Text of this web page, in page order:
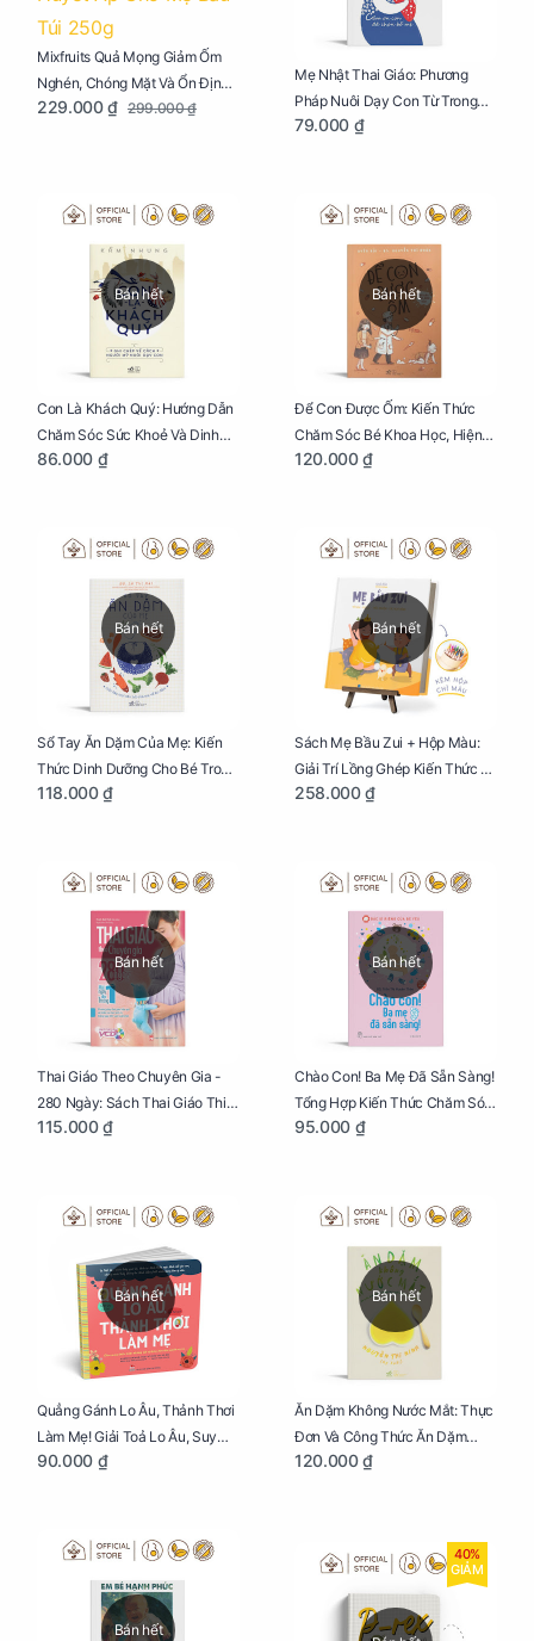
Mixfruits Quả Mọng Giảm Ốm
Nghén, Chóng Mặt Và Ổn Định
Huyết Áp Cho Mẹ Bầu Túi 250g
229.000 ₫ 299.000 ₫
Mẹ Nhật Thai Giáo: Phương
Pháp Nuôi Dạy Con Từ Trong
Bụng Mẹ
79.000 ₫
Bán hết
Con Là Khách Quý: Hướng Dẫn
Chăm Sóc Sức Khoẻ Và Dinh
Dưỡng Cho Bé
86.000 ₫
Bán hết
Để Con Được Ốm: Kiến Thức
Chăm Sóc Bé Khoa Học, Hiện
Đại
120.000 ₫
Bán hết
Sổ Tay Ăn Dặm Của Mẹ: Kiến
Thức Dinh Dưỡng Cho Bé Trong
Tuổi Ăn Dặm
118.000 ₫
Bán hết
Sách Mẹ Bầu Zui + Hộp Màu:
Giải Trí Lồng Ghép Kiến Thức Và
Lời Khuyên Mang Thai Bổ Ích
258.000 ₫
Bán hết
Thai Giáo Theo Chuyên Gia -
280 Ngày: Sách Thai Giáo Thiết
Thực Nhất Cho Mẹ Bầu
115.000 ₫
Bán hết
Chào Con! Ba Mẹ Đã Sẵn Sàng!
Tổng Hợp Kiến Thức Chăm Sóc
Trẻ Sơ Sinh
95.000 ₫
Bán hết
Quẳng Gánh Lo Âu, Thảnh Thơi
Làm Mẹ! Giải Toả Lo Âu, Suy
Nghĩ Tiêu Cực Cho Mẹ
90.000 ₫
Bán hết
Ăn Dặm Không Nước Mắt: Thực
Đơn Và Công Thức Ăn Dặm
Kiểu Nhật
120.000 ₫
Bán hết
40%
GIẢM